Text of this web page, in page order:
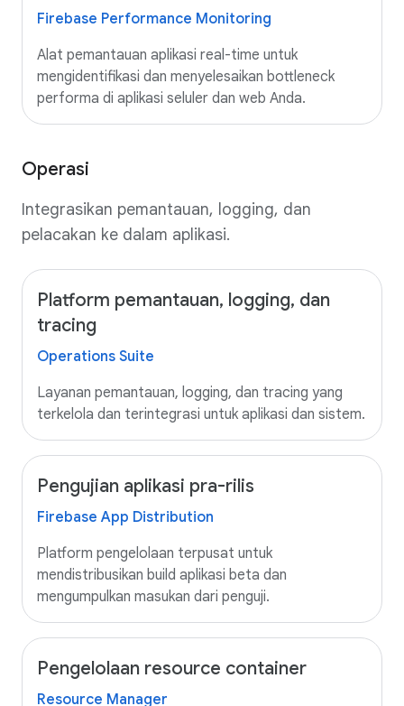
Firebase Performance Monitoring
Alat pemantauan aplikasi real-time untuk
mengidentifikasi dan menyelesaikan bottleneck
performa di aplikasi seluler dan web Anda.
Operasi
Integrasikan pemantauan, logging, dan
pelacakan ke dalam aplikasi.
Platform pemantauan, logging, dan
tracing
Operations Suite
Layanan pemantauan, logging, dan tracing yang
terkelola dan terintegrasi untuk aplikasi dan sistem.
Pengujian aplikasi pra-rilis
Firebase App Distribution
Platform pengelolaan terpusat untuk
mendistribusikan build aplikasi beta dan
mengumpulkan masukan dari penguji.
Pengelolaan resource container
Resource Manager